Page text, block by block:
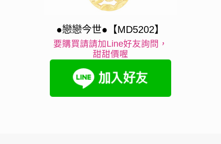
●戀戀今世●【MD5202】
要購買請請加Line好友詢問，
甜甜價喔